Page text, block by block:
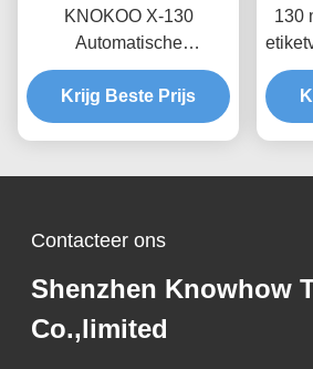
KNOKOO X-130
Automatische
Labeldispenser met 130
mm/sec Voersnelheid
±0,5 mm Nauwkeurigheid
Labelingsnelheid
Krijg Beste Prijs
130
Contacteer ons
Shenzhen Knowhow
Co.,limited